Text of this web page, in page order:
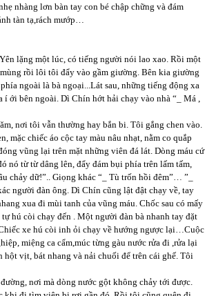
nhàng lơn bàn tay con bé chập chững và đám
tàn tạ,rách mướp…
lặng một lúc, có tiếng người nói lao xao. Rồi một
rồi lôi tôi đẩy vào gầm giường. Bên kia giường
ngoài là bà ngoại...Lát sau, những tiếng động xa
ới bên ngoài. Dì Chín hớt hải chạy vào nhà “_ Má ,
nơi tôi vẫn thường hay bắn bi. Tôi gắng chen vào.
mặc chiếc áo cộc tay màu nâu nhạt, nằm co quắp
vũng lại trên mặt những viên đá lát. Dòng máu cứ
nó từ từ dâng lên, đẩy đám bụi phía trên lấm tấm,
chảy dữ!”.. Giọng khác “_ Tù trốn hồi đêm”… ”_
người đàn ông. Dì Chín cũng lật đật chạy về, tay
xua đi mùi tanh của vũng máu. Chốc sau có mấy
hú còi chạy đến . Một người đàn bà nhanh tay đặt
xe hú còi inh ỏi chạy về hướng ngược lại…Cuộc
miệng ca cẩm,múc từng gàu nước rửa đi ,rửa lại
vịt, bát nhang và nải chuối để trên cái ghế. Tôi
nơi mà dòng nước gột không chảy tới được.